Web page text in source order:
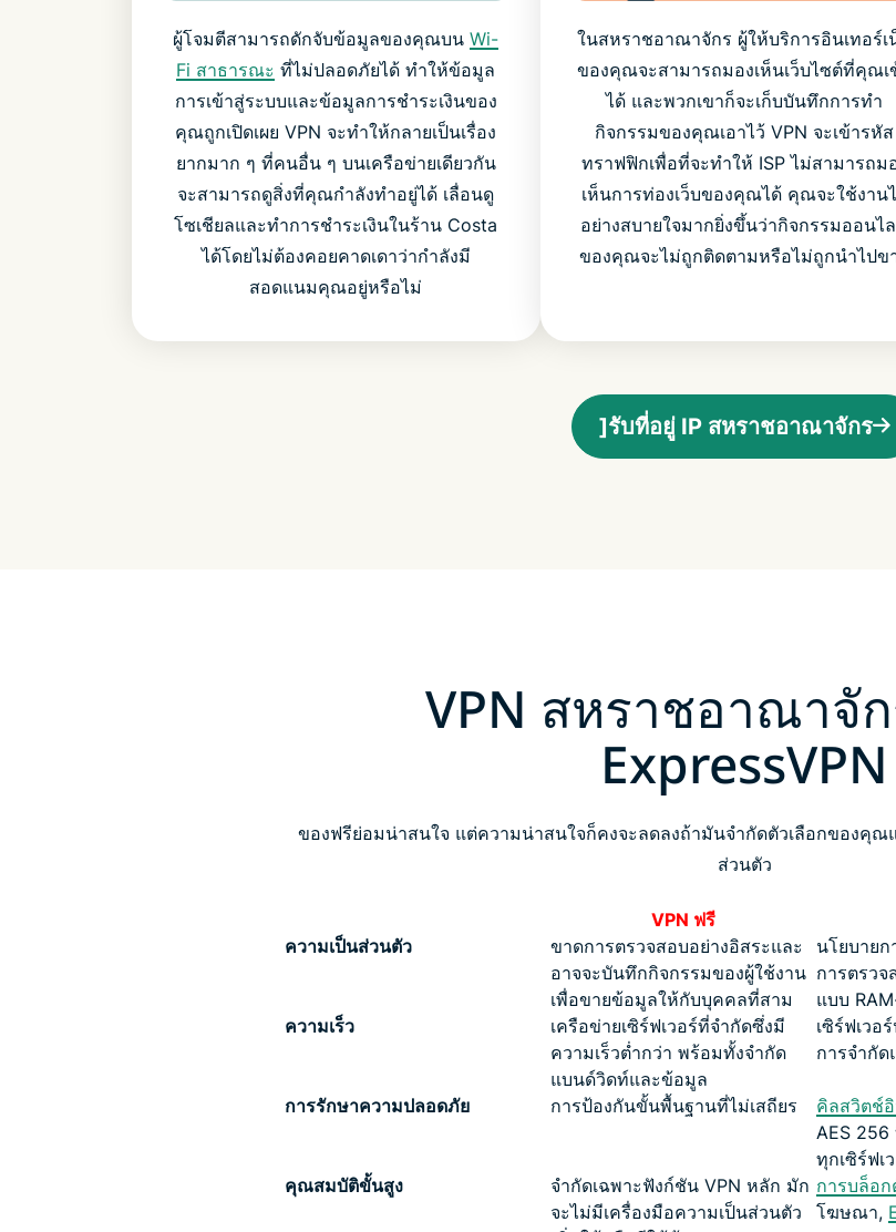
ผู้โจมตีสามารถดักจับข้อมูลของคุณบนWi-
Fi สาธารณะ ที่ไม่ปลอดภัยได้ ทำให้ข้อมูล
การเข้าสู่ระบบและข้อมูลการชำระเงินของ
คุณถูกเปิดเผย VPN จะทำให้กลายเป็นเรื่อง
ยากมาก ๆ ที่คนอื่น ๆ บนเครือข่ายเดียวกัน
จะสามารถดูสิ่งที่คุณกำลังทำอยู่ได้ เลื่อนดู
โซเชียลและทำการชำระเงินในร้าน Costa
ได้โดยไม่ต้องคอยคาดเดาว่ากำลังมี
สอดแนมคุณอยู่หรือไม่
ในสหราชอาณาจักร ผู้ให้บริการอินเทอร์เ
ของคุณจะสามารถมองเห็นเว็บไซต์ที่คุณเ
ได้ และพวกเขาก็จะเก็บบันทึกการทำ
กิจกรรมของคุณเอาไว้ VPN จะเข้ารหัส
ทราฟฟิกเพื่อที่จะทำให้ ISP ไม่สามารถม
เห็นการท่องเว็บของคุณได้ คุณจะใช้งาน
อย่างสบายใจมากยิ่งขึ้นว่ากิจกรรมออนไ
ของคุณจะไม่ถูกติดตามหรือไม่ถูกนำไปข
]รับที่อยู่ IP สหราชอาณาจักร
VPN สหราชอาณาจั
ExpressVPN
ของฟรีย่อมน่าสนใจ แต่ความน่าสนใจก็คงจะลดลงถ้ามันจำกัดตัวเลือกของคุ
ส่วนตัว
VPN ฟรี
ความเป็นส่วนตัว
ขาดการตรวจสอบอย่างอิสระและ
อาจจะบันทึกกิจกรรมของผู้ใช้งาน
เพื่อขายข้อมูลให้กับบุคคลที่สาม
นโยบาย
การตรวจ
แบบ
ความเร็ว
เครือข่ายเซิร์ฟเวอร์ที่จำกัดซึ่งมี
ความเร็วต่ำกว่า พร้อมทั้งจำกัด
แบนด์วิดท์และข้อมูล
เซิร์ฟเวอ
การจำกั
การรักษาความปลอดภัย การป้องกันขั้นพื้นฐานที่ไม่เสถียร คิลสวิตช์อิ
AES
ทุกเซิร์ฟเ
คุณสมบัติขั้นสูง
จำกัดเฉพาะฟังก์ชัน VPN หลัก มัก
จะไม่มีเครื่องมือความเป็นส่วนตัว
การบล็อ
โฆษณา,